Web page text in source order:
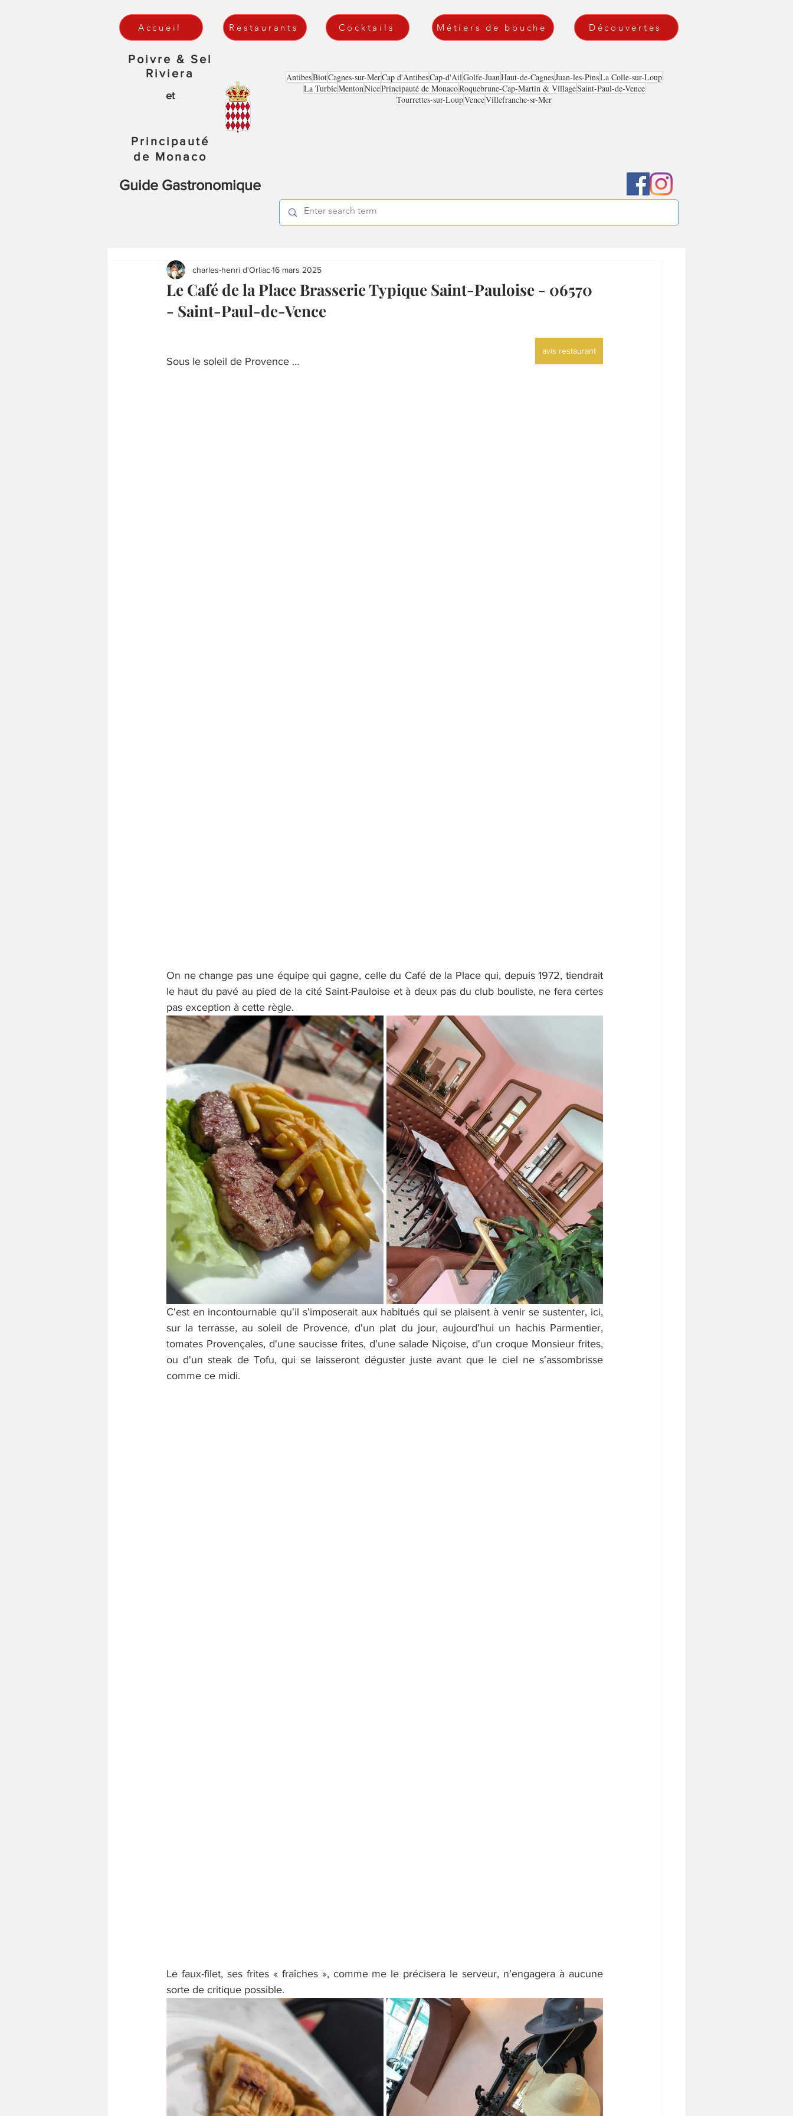
Accueil Restaurants Cocktails Métiers de bouche Découvertes
Poivre & Sel
Riviera
et
Principauté
de Monaco
Guide Gastronomique
AntibesBiotCagnes-sur-MerCap d'AntibesCap-d'AilGolfe-JuanHaut-de-CagnesJuan-les-PinsLa Colle-sur-Loup
La TurbieMentonNicePrincipauté de MonacoRoquebrune-Cap-Martin & VillageSaint-Paul-de-Vence
Tourrettes-sur-LoupVenceVillefranche-sr-Mer
Le Café de la Place Brasserie Typique Saint-Pauloise - 06570
- Saint-Paul-de-Vence
charles-henri d'Orliac16 mars 2025
avis restaurant
Sous le soleil de Provence …
On ne change pas une équipe qui gagne, celle du Café de la Place qui, depuis 1972, tiendrait
le haut du pavé au pied de la cité Saint-Pauloise et à deux pas du club bouliste, ne fera certes
pas exception à cette règle.
C'est en incontournable qu'il s'imposerait aux habitués qui se plaisent à venir se sustenter, ici,
sur la terrasse, au soleil de Provence, d'un plat du jour, aujourd'hui un hachis Parmentier,
tomates Provençales, d'une saucisse frites, d'une salade Niçoise, d'un croque Monsieur frites,
ou d'un steak de Tofu, qui se laisseront déguster juste avant que le ciel ne s'assombrisse
comme ce midi.
Le faux-filet, ses frites « fraîches », comme me le précisera le serveur, n'engagera à aucune
sorte de critique possible.